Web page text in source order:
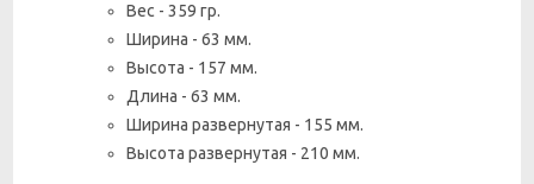
Вес - 359 гр.
Ширина - 63 мм.
Высота - 157 мм.
Длина - 63 мм.
Ширина развернутая - 155 мм.
Высота развернутая - 210 мм.